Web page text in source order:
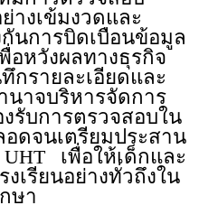
งเข้มงวดและ
นการบิดเบือนข้อมูล
หวังผลทางธุรกิจ
กรายละเอียดและ
นาจบริหารจัดการ
งรับการตรวจสอบใน
เตรียมประสาน
เพื่อให้เด็กและ
เรียนอย่างทั่วถึงใน
ษา